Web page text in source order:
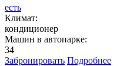
есть
Климат:
кондиционер
Машин в автопарке:
34
Забронировать Подробнее